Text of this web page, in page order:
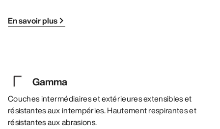
En savoir plus
Gamma
Couches intermédiaires et extérieures extensibles et
résistantes aux intempéries. Hautement respirantes et
résistantes aux abrasions.